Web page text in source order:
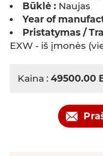
Būklė : Naujas
Year of
Pristatymas /
EXW - iš įmonės
Kaina : 49500.00